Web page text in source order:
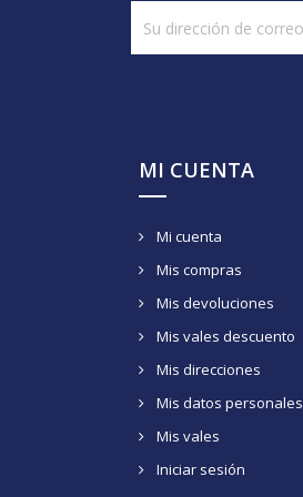
MI CUENTA
Mi cuenta
Mis compras
Mis devoluciones
Mis vales descuento
Mis direcciones
Mis datos personales
Mis vales
Iniciar sesión